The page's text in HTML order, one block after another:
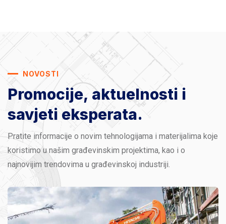
NOVOSTI
Promocije, aktuelnosti i
savjeti eksperata.
Pratite informacije o novim tehnologijama i materijalima koje
koristimo u našim građevinskim projektima, kao i o
najnovijim trendovima u građevinskoj industriji.